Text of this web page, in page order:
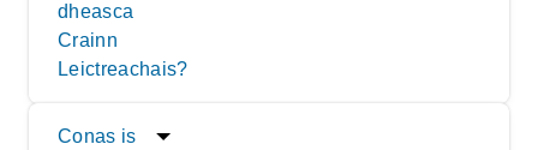
dheasca
Crainn
Leictreachais?
Conas is